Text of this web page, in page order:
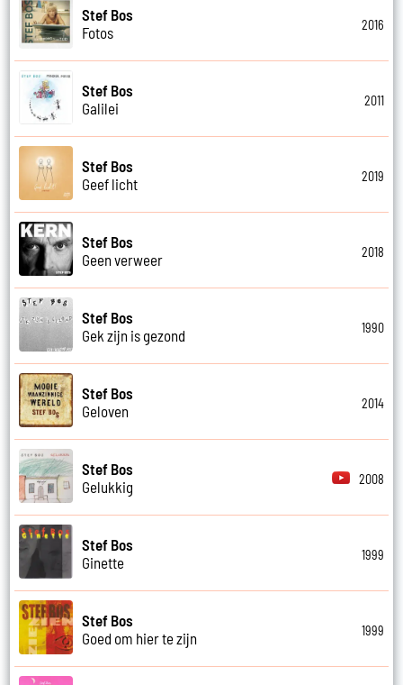
Stef Bos
Fotos
2016
Stef Bos
Galilei
2011
Stef Bos
Geef licht
2019
Stef Bos
Geen verweer
2018
Stef Bos
Gek zijn is gezond
1990
Stef Bos
Geloven
2014
Stef Bos
Gelukkig
2008
Stef Bos
Ginette
1999
Stef Bos
Goed om hier te zijn
1999